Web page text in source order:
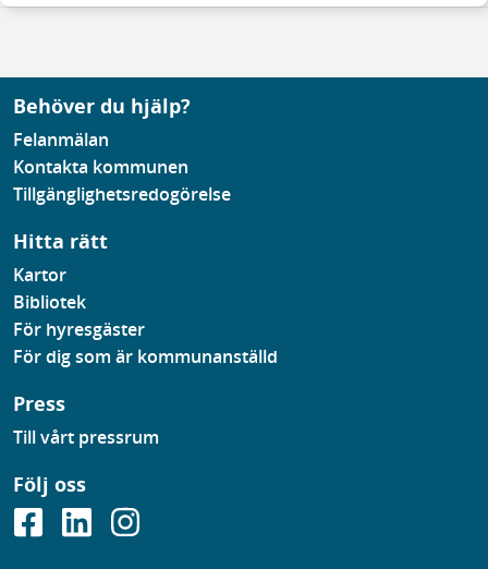
Behöver du hjälp?
Felanmälan
Kontakta kommunen
Tillgänglighetsredogörelse
Hitta rätt
Kartor
Bibliotek
För hyresgäster
För dig som är kommunanställd
Press
Till vårt pressrum
Följ oss